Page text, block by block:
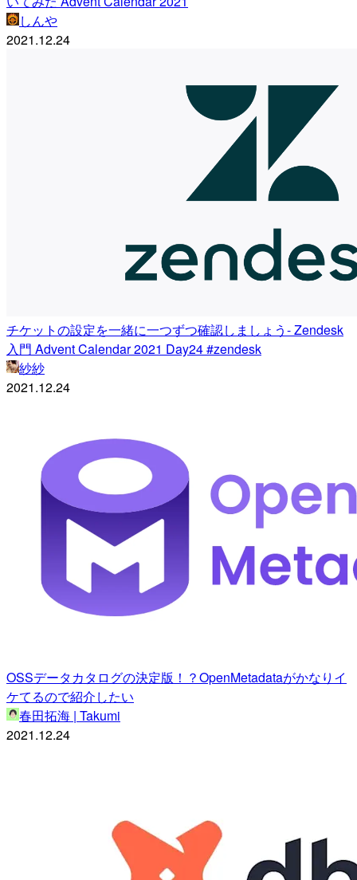
しんや
2021.12.24
チケットの設定を一緒に一つずつ確認しましょう- Zendesk
入門 Advent Calendar 2021 Day24 #zendesk
紗紗
2021.12.24
OSSデータカタログの決定版！？OpenMetadataがかなりイ
ケてるので紹介したい
春田拓海 | Takumi
2021.12.24